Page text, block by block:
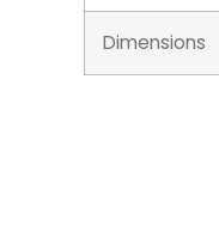
Dimensions